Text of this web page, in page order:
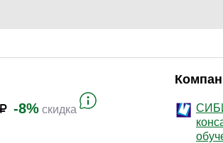
Логистика и снабжение (42)
(27)
Безопасность (17)
-8% скидка